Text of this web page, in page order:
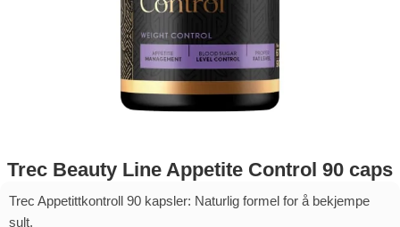
Trec Beauty Line Appetite Control 90 caps
Trec Appetittkontroll 90 kapsler: Naturlig formel for å bekjempe
sult.